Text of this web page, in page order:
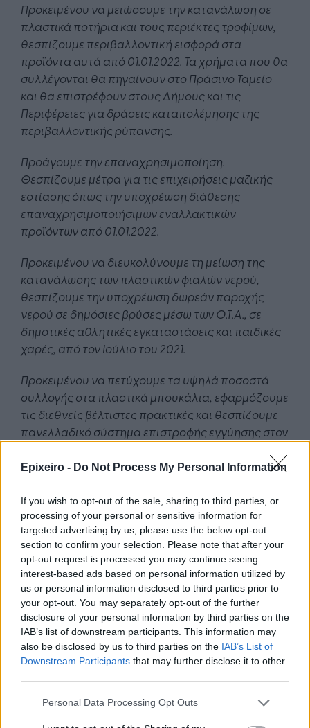
Epixeiro - Do Not Process My Personal Information
If you wish to opt-out of the sale, sharing to third parties, or
processing of your personal or sensitive information for
targeted advertising by us, please use the below opt-out
section to confirm your selection. Please note that after your
opt-out request is processed you may continue seeing
interest-based ads based on personal information utilized by
us or personal information disclosed to third parties prior to
your opt-out. You may separately opt-out of the further
disclosure of your personal information by third parties on the
IAB’s list of downstream participants. This information may
also be disclosed by us to third parties on the IAB’s List of
Downstream Participants that may further disclose it to other
Personal Data Processing Opt Outs
Προκειμένου να μειώσουμε την κατανάλωση σε
πλαστικά ποτήρια και τους περιέκτες τροφίμων,
θεσπίζουμε περιβαλλοντική εισφορά στα
προϊόντα αυτά από 01.01.2022. Τα χρήματα που θα
συλλέγονται θα πηγαίνουν στο Πράσινο Ταμείο
και θα επιστρέφουν στους Δήμους και τις
Περιφέρειες για δράσεις καταπολέμησης της
περιβαλλοντικής ρύπανσης.
Προάγουμε την επαναχρησιμοποίηση.
Θεσπίζουμε μέτρα για τις επιχειρήσεις μαζικής
εστίασης όπως την υποχρέωση διάθεσης
επαναχρησιμοποιήσιμων εναλλακτικών
προϊόντων από 01.01.2022.
Προκειμένου να διευκολύνουμε τη μείωση της
κατανάλωσης των πλαστικών φιαλών νερού,
θεσπίζουμε την υποχρέωση δωρεάν παροχής
νερού σε δημόσιες βρύσες μέσω των Ο.Τ.Α., σε
δημοτικές αθλητικές εγκαταστάσεις και παιδικές
χαρές, από τον Ιούλιο του 2021.
Προκειμένου να πετύχουμε τα υψηλά ποσοστά
συλλογής στα πλαστικά μπουκάλια, εφαρμόζουμε
τις διεθνείς βέλτιστες πρακτικές και θεσπίζουμε
πανελλαδικό σύστημα επιστροφής εγγύησης στον
επιστρέφουν στα σημεία πώλησης τα πλαστικά
λίγα λεπτά, θα παίρνουν πίσω τα επιπλέον
χρήματα, ως ανταμοιβή για τη συμμετοχή τους
στην ανακύκλωση. Για την αποτελεσματική
εφαρμογή του μέτρου αυτού και τον καθορισμό
της εγγύησης θα πραγματοποιηθεί μελέτη
εφαρμογής έως τον Ιούλιο του 2021.
Διευρύνουμε την περιβαλλοντική σήμανση σε όλα
τα Πλαστικά μίας Χρήσης που εμπίπτουν στην
Οδηγία από 03.01.2022, ώστε να γνωρίζουν οι
πολίτες ποια προϊόντα προορίζονται για
κομποστοποίηση.